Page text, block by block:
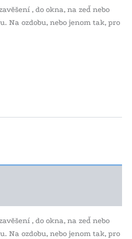
, do okna, na zeď nebo
Na ozdobu, nebo jenom tak, pro
, do okna, na zeď nebo
Na ozdobu, nebo jenom tak, pro